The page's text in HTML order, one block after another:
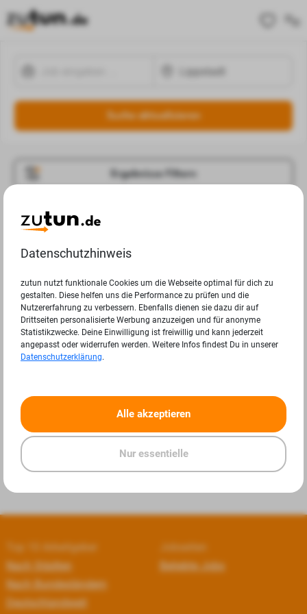
Suche aktualisieren
Ergebnisse Filtern
Jobangebote
Ergebnisse.
« »
Top 10 Arbeitgeber
Nach Städten
Nach Bundesländern
Deutschlandweit
Jobseiten
Beliebte Jobs
Datenschutzhinweis
zutun nutzt funktionale Cookies um die Webseite optimal für dich zu
gestalten. Diese helfen uns die Performance zu prüfen und die
Nutzererfahrung zu verbessern. Ebenfalls dienen sie dazu dir auf
Drittseiten personalisierte Werbung anzuzeigen und für anonyme
Statistikzwecke. Deine Einwilligung ist freiwillig und kann jederzeit
angepasst oder widerrufen werden. Weitere Infos findest Du in unserer
Datenschutzerklärung.
Alle akzeptieren
Nur essentielle